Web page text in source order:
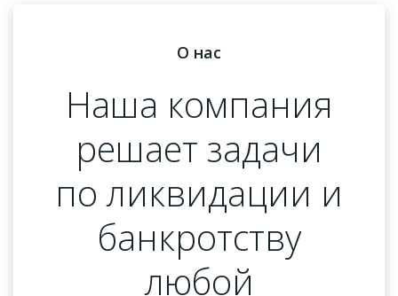
О нас
Наша компания
решает задачи
по ликвидации и
банкротству
любой